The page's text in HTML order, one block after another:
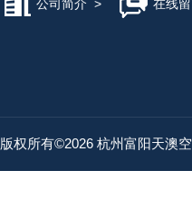
公司简介 > 在线
版权所有©2026 杭州富阳天澳